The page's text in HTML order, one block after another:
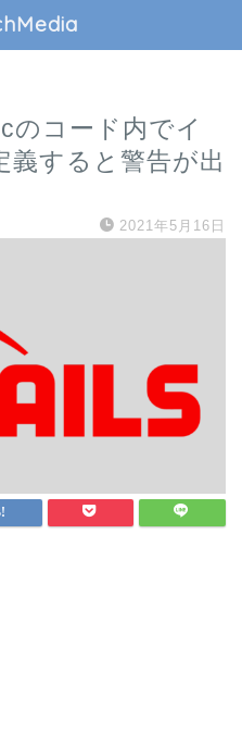
のコード内でイ
義すると警告が出
2021年5月16日